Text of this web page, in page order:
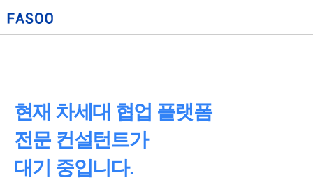
현재 차세대 협업 플랫폼
전문 컨설턴트가
대기 중입니다.